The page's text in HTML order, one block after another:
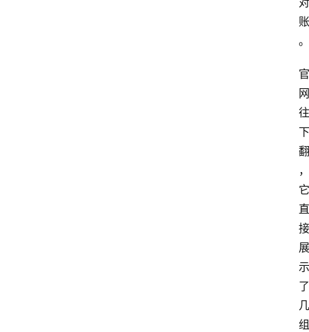
账
。
官
网
往
下
翻
，
它
直
接
展
示
了
几
组